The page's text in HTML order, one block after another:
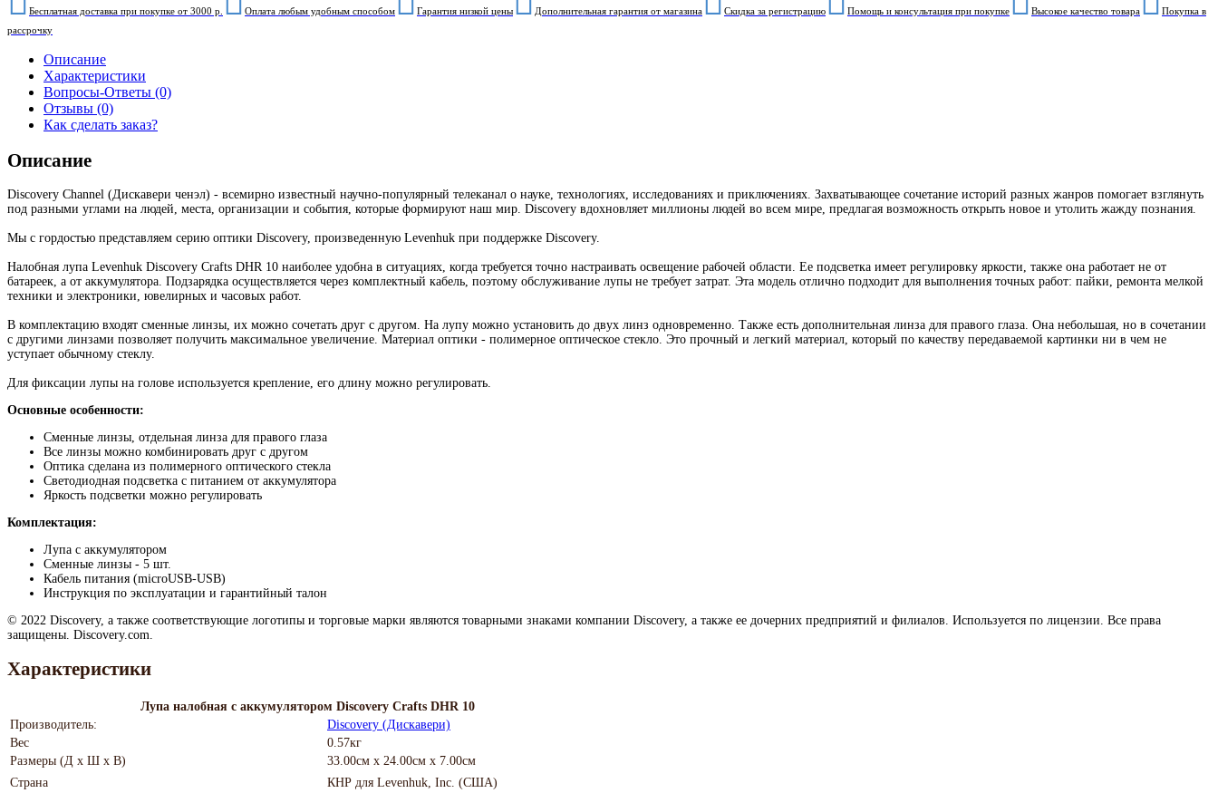
Бесплатная доставка при покупке от 3000 р. Оплата любым удобным способом Гарантия низкой цены Дополнительная гарантия от магазина Скидка за регистрацию Помощь и консультация при покупке Высокое качество товара
Покупка в
рассрочку
Описание
Характеристики
Вопросы-Ответы (0)
Отзывы (0)
Как сделать заказ?
Описание
Discovery Channel (Дискавери ченэл) - всемирно известный научно-популярный телеканал о науке, технологиях, исследованиях и приключениях. Захватывающее сочетание историй разных жанров помогает взглянуть
под разными углами на людей, места, организации и события, которые формируют наш мир. Discovery вдохновляет миллионы людей во всем мире, предлагая возможность открыть новое и утолить жажду познания.
Мы с гордостью представляем серию оптики Discovery, произведенную Levenhuk при поддержке Discovery.
Налобная лупа Levenhuk Discovery Crafts DHR 10 наиболее удобна в ситуациях, когда требуется точно настраивать освещение рабочей области. Ее подсветка имеет регулировку яркости, также она работает не от
батареек, а от аккумулятора. Подзарядка осуществляется через комплектный кабель, поэтому обслуживание лупы не требует затрат. Эта модель отлично подходит для выполнения точных работ: пайки, ремонта мелкой
техники и электроники, ювелирных и часовых работ.
В комплектацию входят сменные линзы, их можно сочетать друг с другом. На лупу можно установить до двух линз одновременно. Также есть дополнительная линза для правого глаза. Она небольшая, но в сочетании
с другими линзами позволяет получить максимальное увеличение. Материал оптики - полимерное оптическое стекло. Это прочный и легкий материал, который по качеству передаваемой картинки ни в чем не
уступает обычному стеклу.
Для фиксации лупы на голове используется крепление, его длину можно регулировать.
Основные особенности:
Сменные линзы, отдельная линза для правого глаза
Все линзы можно комбинировать друг с другом
Оптика сделана из полимерного оптического стекла
Светодиодная подсветка с питанием от аккумулятора
Яркость подсветки можно регулировать
Комплектация:
Лупа с аккумулятором
Сменные линзы - 5 шт.
Кабель питания (microUSB-USB)
Инструкция по эксплуатации и гарантийный талон
© 2022 Discovery, а также соответствующие логотипы и торговые марки являются товарными знаками компании Discovery, а также ее дочерних предприятий и филиалов. Используется по лицензии. Все права
защищены. Discovery.com.
Характеристики
Лупа налобная с аккумулятором Discovery Crafts DHR 10
Производитель:
Discovery (Дискавери)
Вес
0.57кг
Размеры (Д х Ш х В)
33.00см x 24.00см x 7.00см
Страна
КНР для Levenhuk, Inc. (США)